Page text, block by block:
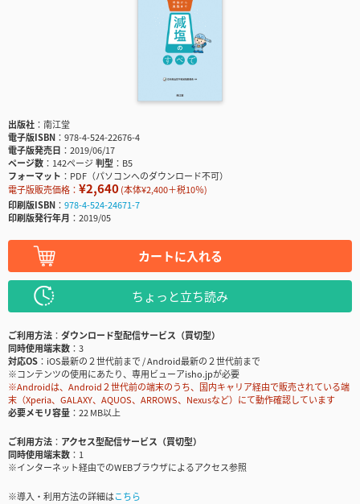
出版社
南江堂
電子版ISBN
978-4-524-22676-4
電子版発売日
2019/06/17
ページ数
142ページ判型
B5
フォーマット
PDF（パソコンへのダウンロード不可）
電子版販売価格： ¥2,640(本体¥2,400＋税10％)
印刷版ISBN
978-4-524-24671-7
印刷版発行年月
2019/05
カートに入れる
ちょっと立ち読み
ご利用方法
ダウンロード型配信サービス（買切型）
同時使用端末数
3
対応OS
iOS最新の２世代前まで / Android最新の２世代前まで
※コンテンツの使用にあたり、専用ビューアisho.jpが必要
※Androidは、Android２世代前の端末のうち、国内キャリア経由で販売されている端
末（Xperia、GALAXY、AQUOS、ARROWS、Nexusなど）にて動作確認しています
必要メモリ容量
22 MB以上
ご利用方法
アクセス型配信サービス（買切型）
同時使用端末数
1
※インターネット経由でのWEBブラウザによるアクセス参照
※導入・利用方法の詳細はこちら